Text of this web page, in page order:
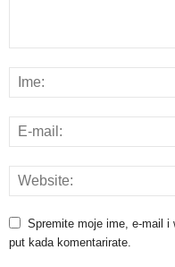
Spremite moje ime, e-mail i
put kada komentarirate.